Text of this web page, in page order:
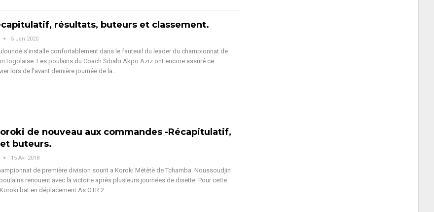
résultats, buteurs et classement.
5 Jan 2020
s'installe confortablement dans le fauteuil du leader du championnat de
togolaise. Les poulains du Coach Sibabi Akpo Aziz ont encore assuré ce
lors de l'avant dernière journée de la…
de nouveau aux commandes -Récapitulatif,
buteurs.
15 Avr 2018
de première division sourit a Koroki Mètètè de Tchamba. Noussoudjin
renouent avec la victoire après plusieurs journées de disette. Pour cette
bat en déplacement As OTR 2…